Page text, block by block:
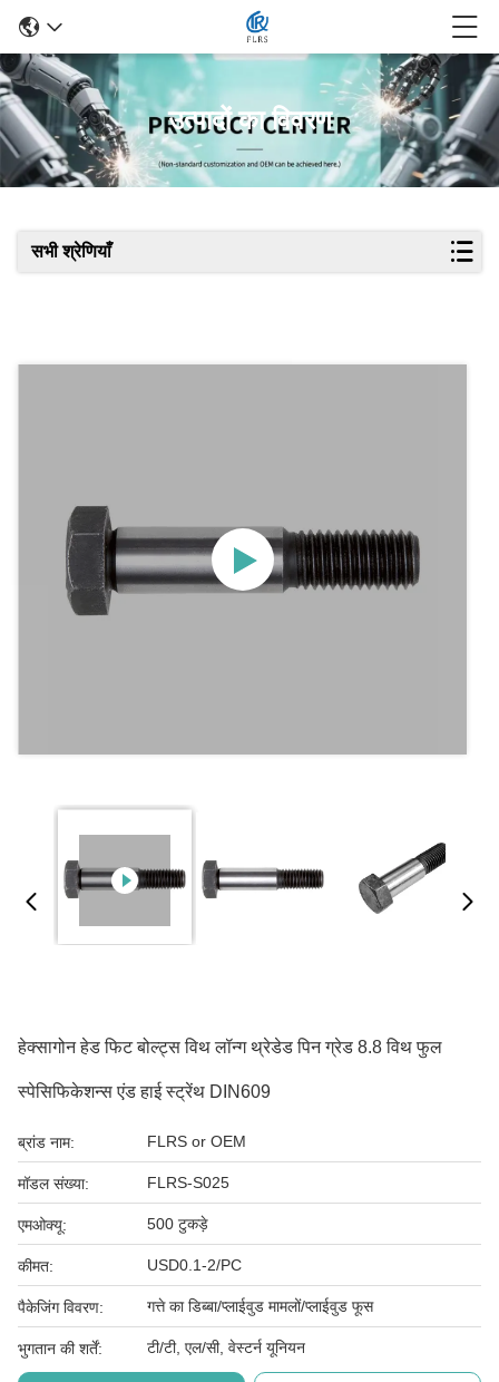
उत्पादों का विवरण
सभी श्रेणियाँ
हेक्सागोन हेड फिट बोल्ट्स विथ लॉन्ग थ्रेडेड पिन ग्रेड 8.8 विथ फुल
स्पेसिफिकेशन्स एंड हाई स्ट्रेंथ DIN609
ब्रांड नाम: FLRS or OEM
मॉडल संख्या: FLRS-S025
एमओक्यू: 500 टुकड़े
कीमत: USD0.1-2/PC
पैकेजिंग विवरण: गत्ते का डिब्बा/प्लाईवुड मामलों/प्लाईवुड फूस
भुगतान की शर्तें: टी/टी, एल/सी, वेस्टर्न यूनियन